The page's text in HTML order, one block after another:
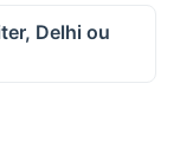
Delhi ou